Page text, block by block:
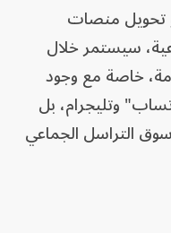
تحويل منصات
سيستمر خلال
خاصة مع وجود
وتليجرام، بل
التراسل الجماعي